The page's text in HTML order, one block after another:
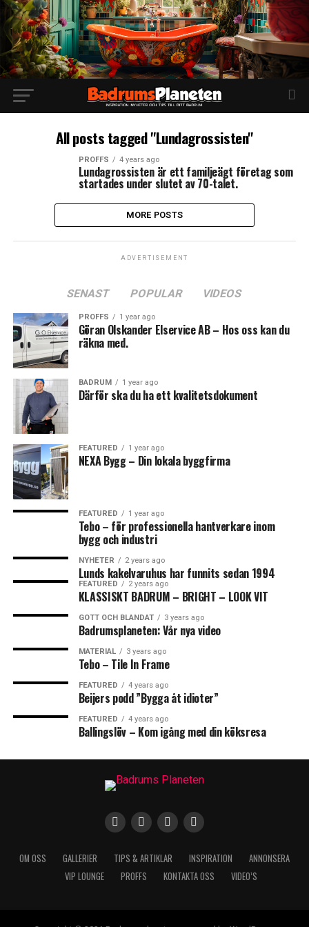
All posts tagged "Lundagrossisten"
PROFFS 4 years ago
Lundagrossisten är ett familjeägt företag som
startades under slutet av 70-talet.
MORE POSTS
ADVERTISEMENT
SENAST POPULAR VIDEOS
PROFFS 1 year ago
Göran Olskander Elservice AB – Hos oss kan du
räkna med.
BADRUM 1 year ago
Därför ska du ha ett kvalitetsdokument
FEATURED 1 year ago
NEXA Bygg – Din lokala byggfirma
FEATURED 1 year ago
Tebo – för professionella hantverkare inom
bygg och industri
NYHETER 2 years ago
Lunds kakelvaruhus har funnits sedan 1994
FEATURED 2 years ago
KLASSISKT BADRUM – BRIGHT – LOOK VIT
GOTT OCH BLANDAT 3 years ago
Badrumsplaneten: Vår nya video
MATERIAL 3 years ago
Tebo – Tile In Frame
FEATURED 4 years ago
Beijers podd ”Bygga åt idioter”
FEATURED 4 years ago
Ballingslöv – Kom igång med din köksresa
OM OSS GALLERIER TIPS & ARTIKLAR INSPIRATION
ANNONSERA
VIP LOUNGE
PROFFS KONTAKTA OSS VIDEO’S